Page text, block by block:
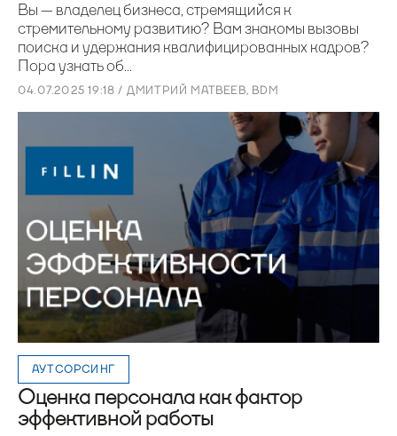
Вы — владелец бизнеса, стремящийся к
стремительному развитию? Вам знакомы вызовы
поиска и удержания квалифицированных кадров?
Пора узнать об...
04.07.2025 19:18 / ДМИТРИЙ МАТВЕЕВ, BDM
АУТСОРСИНГ
Оценка персонала как фактор
эффективной работы